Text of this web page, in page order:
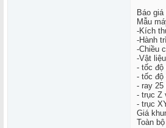
Báo
Mẫu
-Kích
-Hành
-Chiều
-Vật
- tốc độ
- tốc độ
- ray 25
- trục Z
- trục
Giá
Toàn